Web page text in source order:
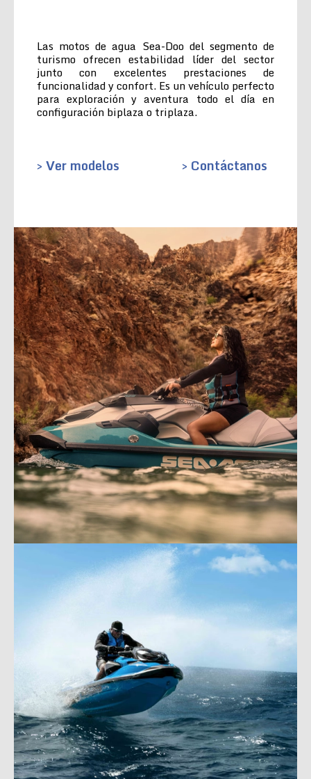
Las motos de agua Sea-Doo del segmento de
turismo ofrecen estabilidad líder del sector
junto con excelentes prestaciones de
funcionalidad y confort. Es un vehículo perfecto
para exploración y aventura todo el día en
configuración biplaza o triplaza.
> Ver modelos > Contáctanos